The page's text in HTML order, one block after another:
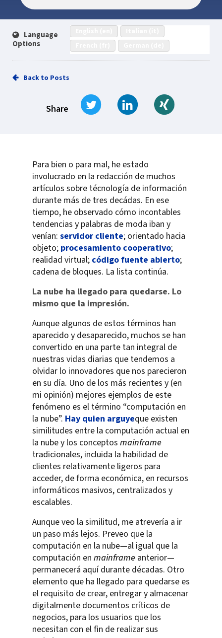
Language
Options
Back to Posts
Share
Tweet Share on LinkedIn
Para bien o para mal, he estado
involucrado en la redacción de muchos
artículos sobre técnología de información
durante más de tres decádas. En ese
tiempo, he observado cómo incontables
tendencias y palabras de moda iban y
venían: servidor cliente; orientado hacia
objeto; procesamiento cooperativo;
realidad virtual; código fuente abierto;
cadena de bloques. La lista continúa.
La nube ha llegado para quedarse. Lo
mismo que la impresión.
Aunque algunos de estos términos han
aparecido y desaparecido, muchos se han
convertido en una parte tan integral de
nuestras vidas diarias que tendemos a
olvidar lo innovadores que nos parecieron
en su día. Uno de los más recientes y (en
mi opinión) mejores ejemplos de este
fenómeno es el término “computación en
la nube”. Hay quien arguyeque existen
similitudes entre la computación actual en
la nube y los conceptos mainframe
tradicionales, incluida la habilidad de
clientes relativamente ligeros para
acceder, de forma económica, en recursos
informáticos masivos, centralizados y
escalables.
Aunque veo la similitud, me atrevería a ir
un paso más lejos. Preveo que la
computación en la nube—al igual que la
computación en mainframe anterior—
permanecerá aquí durante décadas. Otro
elemento que ha llegado para quedarse es
el requisito de crear, entregar y almacenar
digitalmente documentos críticos de
negocios, para los usuarios que los
necesitan con el fin de realizar sus